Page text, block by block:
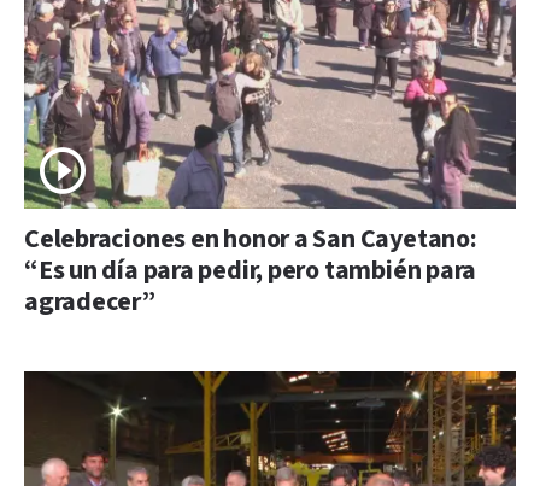
Celebraciones en honor a San Cayetano:
“Es un día para pedir, pero también para
agradecer”